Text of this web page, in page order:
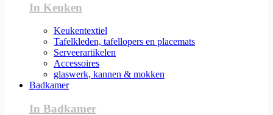
In Keuken
Keukentextiel
Tafelkleden, tafellopers en placemats
Serveerartikelen
Accessoires
glaswerk, kannen & mokken
Badkamer
In Badkamer